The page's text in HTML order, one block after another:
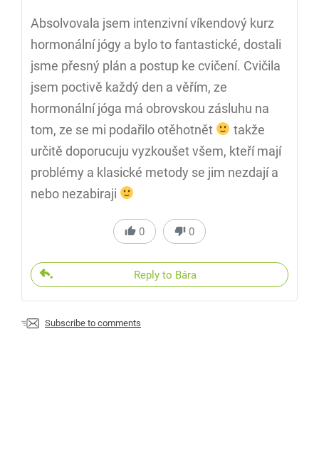
Absolvovala jsem intenzivní víkendový kurz
hormonální jógy a bylo to fantastické, dostali
jsme přesný plán a postup ke cvičení. Cvičila
jsem poctivě každý den a věřím, ze
hormonální jóga má obrovskou zásluhu na
tom, ze se mi podařilo otěhotnět
takže
určitě doporucuju vyzkoušet všem, kteří mají
problémy a klasické metody se jim nezdají a
nebo nezabiraji
0 0
Reply to Bára
Subscribe to comments